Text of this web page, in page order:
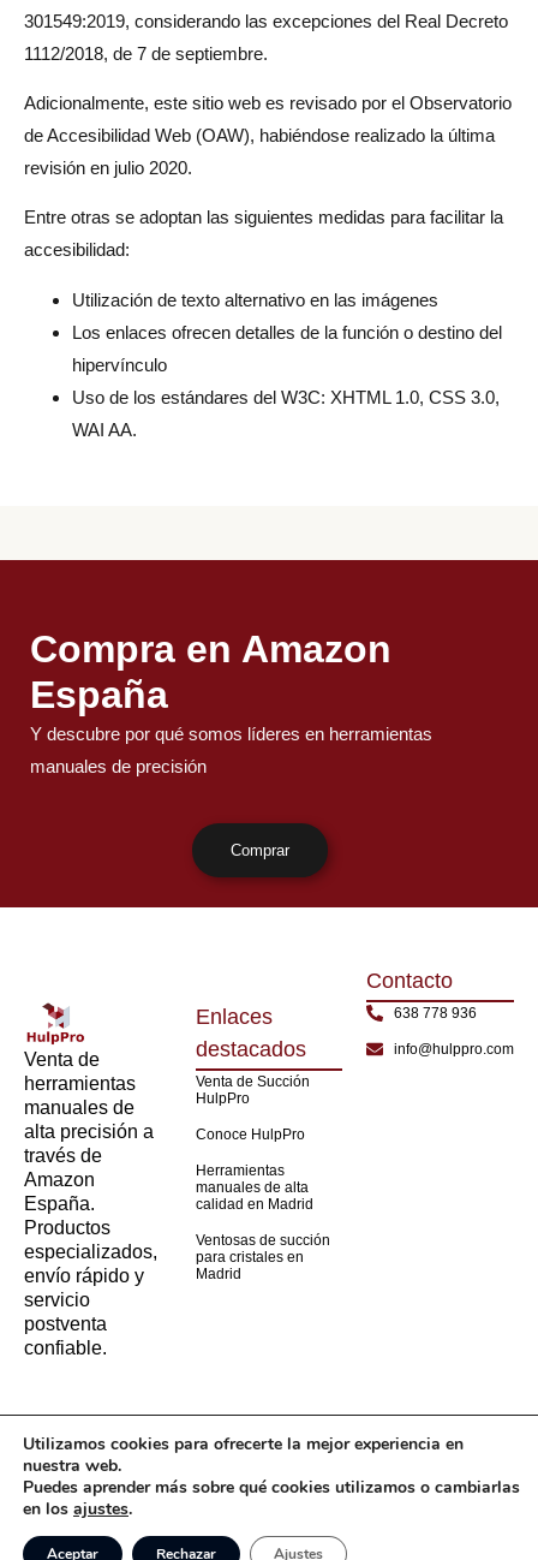
301549:2019, considerando las excepciones del Real Decreto
1112/2018, de 7 de septiembre.
Adicionalmente, este sitio web es revisado por el Observatorio
de Accesibilidad Web (OAW), habiéndose realizado la última
revisión en julio 2020.
Entre otras se adoptan las siguientes medidas para facilitar la
accesibilidad:
Utilización de texto alternativo en las imágenes
Los enlaces ofrecen detalles de la función o destino del
hipervínculo
Uso de los estándares del W3C: XHTML 1.0, CSS 3.0,
WAI AA.
Compra en Amazon
España
Y descubre por qué somos líderes en herramientas
manuales de precisión
Comprar
Venta de
herramientas
manuales de
alta precisión a
través de
Amazon
España.
Productos
especializados,
envío rápido y
servicio
postventa
confiable.
Enlaces
destacados
Venta de Succión
HulpPro
Conoce HulpPro
Herramientas
manuales de alta
calidad en Madrid
Ventosas de succión
para cristales en
Madrid
Contacto
638 778 936
info@hulppro.com
Utilizamos cookies para ofrecerte la mejor experiencia en
nuestra web.
Puedes aprender más sobre qué cookies utilizamos o cambiarlas
en los ajustes.
Aceptar Rechazar Ajustes